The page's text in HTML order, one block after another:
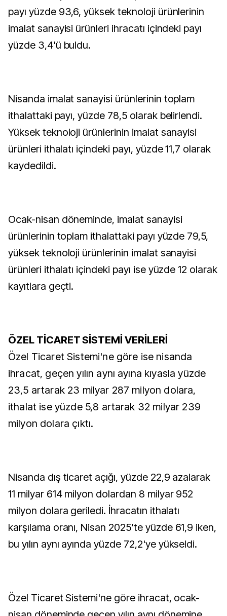
payı yüzde 93,6, yüksek teknoloji ürünlerinin
imalat sanayisi ürünleri ihracatı içindeki payı
yüzde 3,4'ü buldu.
Nisanda imalat sanayisi ürünlerinin toplam
ithalattaki payı, yüzde 78,5 olarak belirlendi.
Yüksek teknoloji ürünlerinin imalat sanayisi
ürünleri ithalatı içindeki payı, yüzde 11,7 olarak
kaydedildi.
Ocak-nisan döneminde, imalat sanayisi
ürünlerinin toplam ithalattaki payı yüzde 79,5,
yüksek teknoloji ürünlerinin imalat sanayisi
ürünleri ithalatı içindeki payı ise yüzde 12 olarak
kayıtlara geçti.
ÖZEL TİCARET SİSTEMİ VERİLERİ
Özel Ticaret Sistemi'ne göre ise nisanda
ihracat, geçen yılın aynı ayına kıyasla yüzde
23,5 artarak 23 milyar 287 milyon dolara,
ithalat ise yüzde 5,8 artarak 32 milyar 239
milyon dolara çıktı.
Nisanda dış ticaret açığı, yüzde 22,9 azalarak
11 milyar 614 milyon dolardan 8 milyar 952
milyon dolara geriledi. İhracatın ithalatı
karşılama oranı, Nisan 2025'te yüzde 61,9 iken,
bu yılın aynı ayında yüzde 72,2'ye yükseldi.
Özel Ticaret Sistemi'ne göre ihracat, ocak-